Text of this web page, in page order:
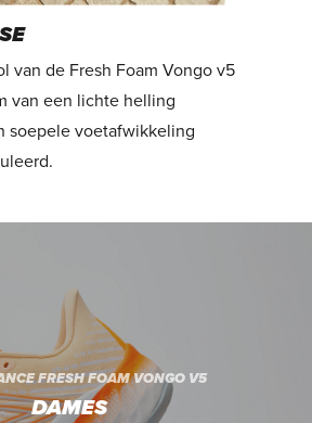
van de Fresh Foam Vongo v5
van een lichte helling
soepele voetafwikkeling
FRESH FOAM VONGO V5
DAMES